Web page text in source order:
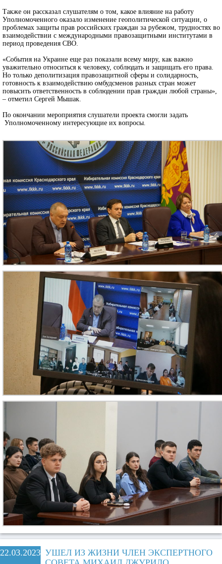
Также он рассказал слушателям о том, какое влияние на работу
Уполномоченного оказало изменение геополитической ситуации, о
проблемах защиты прав российских граждан за рубежом, трудностях во
взаимодействии с международными правозащитными институтами в
период проведения СВО.
«События на Украине еще раз показали всему миру, как важно
уважительно относиться к человеку, соблюдать и защищать его права.
Но только деполитизация правозащитной сферы и солидарность,
готовность к взаимодействию омбудсменов разных стран может
повысить ответственность в соблюдении прав граждан любой страны»,
– отметил Сергей Мышак.
По окончании мероприятия слушатели проекта смогли задать
Уполномоченному интересующие их вопросы.
22.03.2023 УШЕЛ ИЗ ЖИЗНИ ЧЛЕН ЭКСПЕРТНОГО